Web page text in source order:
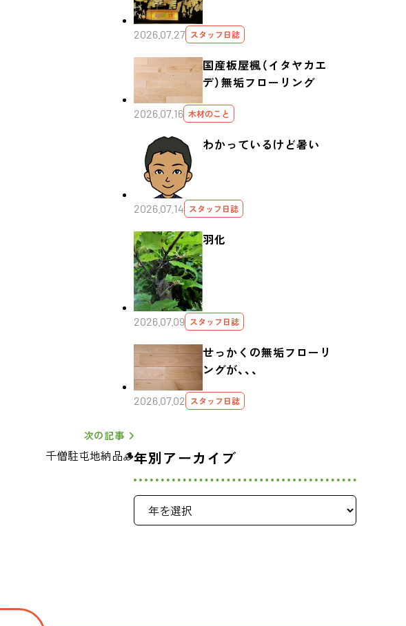
次の記事
千僧駐屯地納品🪵
2026.07.27 スタッフ日誌
国産板屋楓（イタヤカエ
デ）無垢フローリング
2026.07.16 木材のこと
わかっているけど暑い
2026.07.14 スタッフ日誌
羽化
2026.07.09 スタッフ日誌
せっかくの無垢フローリ
ングが、、、
2026.07.02 スタッフ日誌
年別アーカイブ